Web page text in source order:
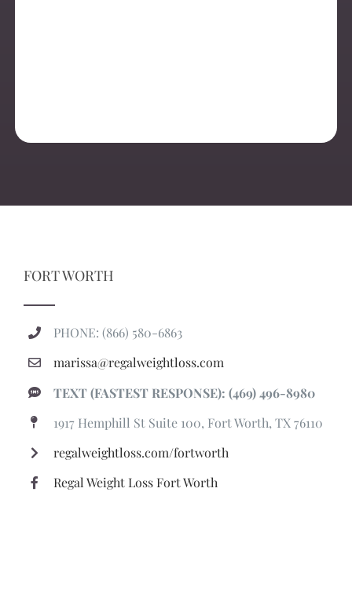
FORT WORTH
PHONE: (866) 580-6863
marissa@regalweightloss.com
TEXT (FASTEST RESPONSE): (469) 496-8980
1917 Hemphill St Suite 100, Fort Worth, TX 76110
regalweightloss.com/fortworth
Regal Weight Loss Fort Worth